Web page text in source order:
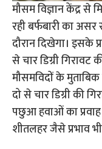
मौसम विज्ञान केंद्र से
रही बर्फबारी का
दौरान दिखेगा। इसके
से चार डिग्री
मौसमविदों के
दो से चार डिग्री की
पछुआ हवाओं का
शीतलहर जैसे प्रभाव